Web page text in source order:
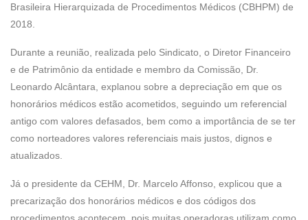
Brasileira Hierarquizada de Procedimentos Médicos (CBHPM) de
2018.
Durante a reunião, realizada pelo Sindicato, o Diretor Financeiro
e de Patrimônio da entidade e membro da Comissão, Dr.
Leonardo Alcântara, explanou sobre a depreciação em que os
honorários médicos estão acometidos, seguindo um referencial
antigo com valores defasados, bem como a importância de se ter
como norteadores valores referenciais mais justos, dignos e
atualizados.
Já o presidente da CEHM, Dr. Marcelo Affonso, explicou que a
precarização dos honorários médicos e dos códigos dos